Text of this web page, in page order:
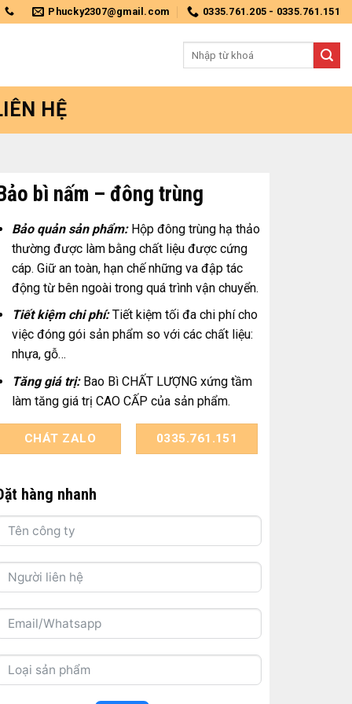
Phucky2307@gmail.com 0335.761.205 - 0335.761.151
kiếm:
HỆ
bì nấm – đông trùng
Bảo quản sản phẩm:Hộp đông trùng hạ thảo
thường được làm bằng chất liệu được cứng
cáp. Giữ an toàn, hạn chế những va đập tác
động từ bên ngoài trong quá trình vận chuyển.
Tiết kiệm chi phí:Tiết kiệm tối đa chi phí cho
việc đóng gói sản phẩm so với các chất liệu:
nhựa, gỗ…
Tăng giá trị:Bao Bì CHẤT LƯỢNG xứng tầm
làm tăng giá trị CAO CẤP của sản phẩm.
CHÁT ZALO 0335.761.151
hàng nhanh